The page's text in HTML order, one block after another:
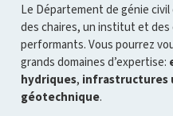
Le Département de génie
des chaires, un institut et
performants. Vous pourrez
grands domaines d’expertise:
hydriques, infrastructures
géotechnique.